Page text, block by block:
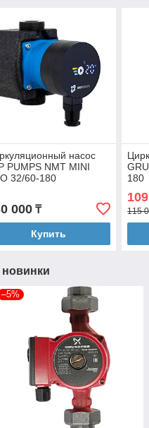
насос
PUMPS NMT MINI
32/60-180
000₸
Купить
180
115
–5%